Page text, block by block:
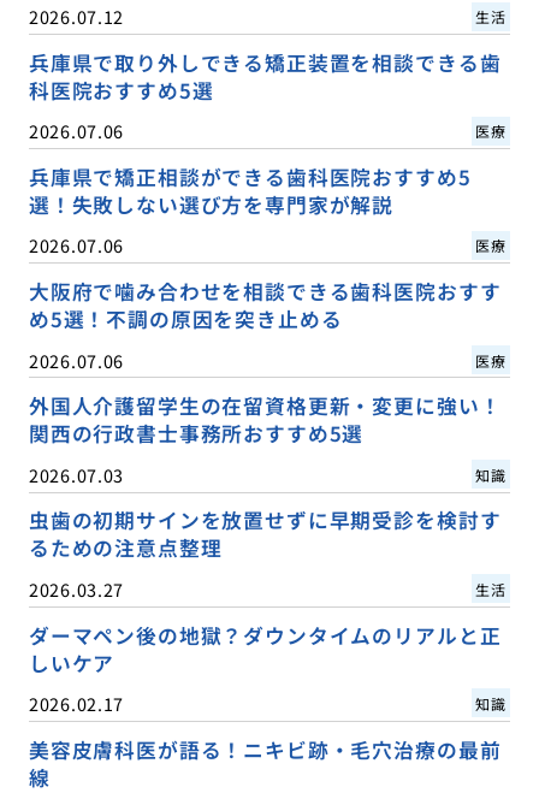
2026.07.12 生活
兵庫県で取り外しできる矯正装置を相談できる歯
科医院おすすめ5選
2026.07.06 医療
兵庫県で矯正相談ができる歯科医院おすすめ5
選！失敗しない選び方を専門家が解説
2026.07.06 医療
大阪府で噛み合わせを相談できる歯科医院おすす
め5選！不調の原因を突き止める
2026.07.06 医療
外国人介護留学生の在留資格更新・変更に強い！
関西の行政書士事務所おすすめ5選
2026.07.03 知識
虫歯の初期サインを放置せずに早期受診を検討す
るための注意点整理
2026.03.27 生活
ダーマペン後の地獄？ダウンタイムのリアルと正
しいケア
2026.02.17 知識
美容皮膚科医が語る！ニキビ跡・毛穴治療の最前
線